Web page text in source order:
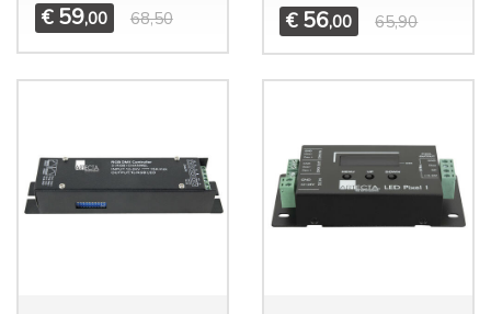
€ 59,00 68,50
€ 56,00 65,90